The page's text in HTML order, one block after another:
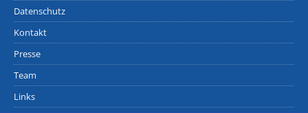
Datenschutz
Kontakt
Presse
Team
Links